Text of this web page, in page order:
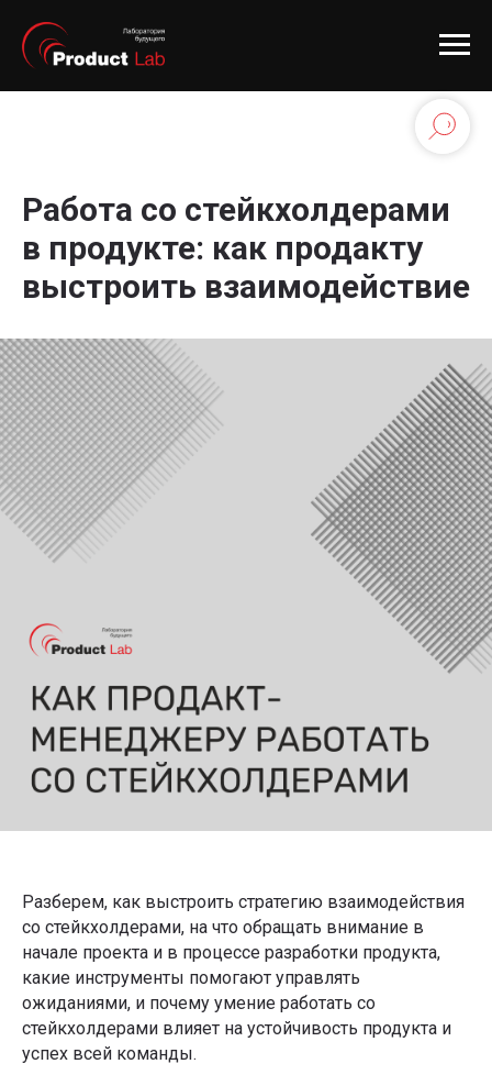
Работа со стейкхолдерами
в продукте: как продакту
выстроить взаимодействие
Разберем, как выстроить стратегию взаимодействия
со стейкхолдерами, на что обращать внимание в
начале проекта и в процессе разработки продукта,
какие инструменты помогают управлять
ожиданиями, и почему умение работать со
стейкхолдерами влияет на устойчивость продукта и
успех всей команды.